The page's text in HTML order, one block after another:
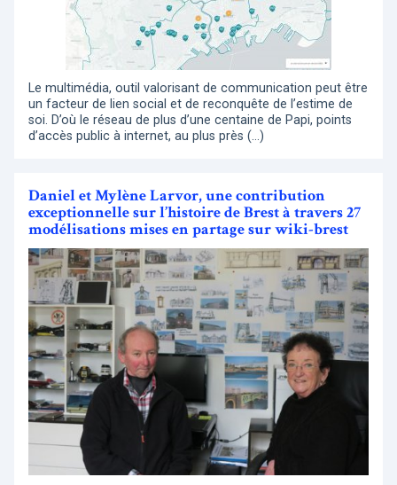
Le multimédia, outil valorisant de communication peut être
un facteur de lien social et de reconquête de l’estime de
soi. D’où le réseau de plus d’une centaine de Papi, points
d’accès public à internet, au plus près (…)
Daniel et Mylène Larvor, une contribution
exceptionnelle sur l’histoire de Brest à travers 27
modélisations mises en partage sur wiki-brest